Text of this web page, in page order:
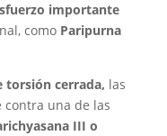
importante
como Paripurna
torsión cerrada, las
una de las
III o